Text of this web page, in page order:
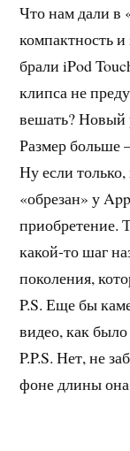
Что нам дали в
компактность
брали iPod
клипса не
вешать? Новый
Размер больше
Ну если
«обрезан» у
приобретение.
какой-то шаг
поколения,
P.S. Еще бы
видео, как
P.P.S. Нет, не
фоне длины